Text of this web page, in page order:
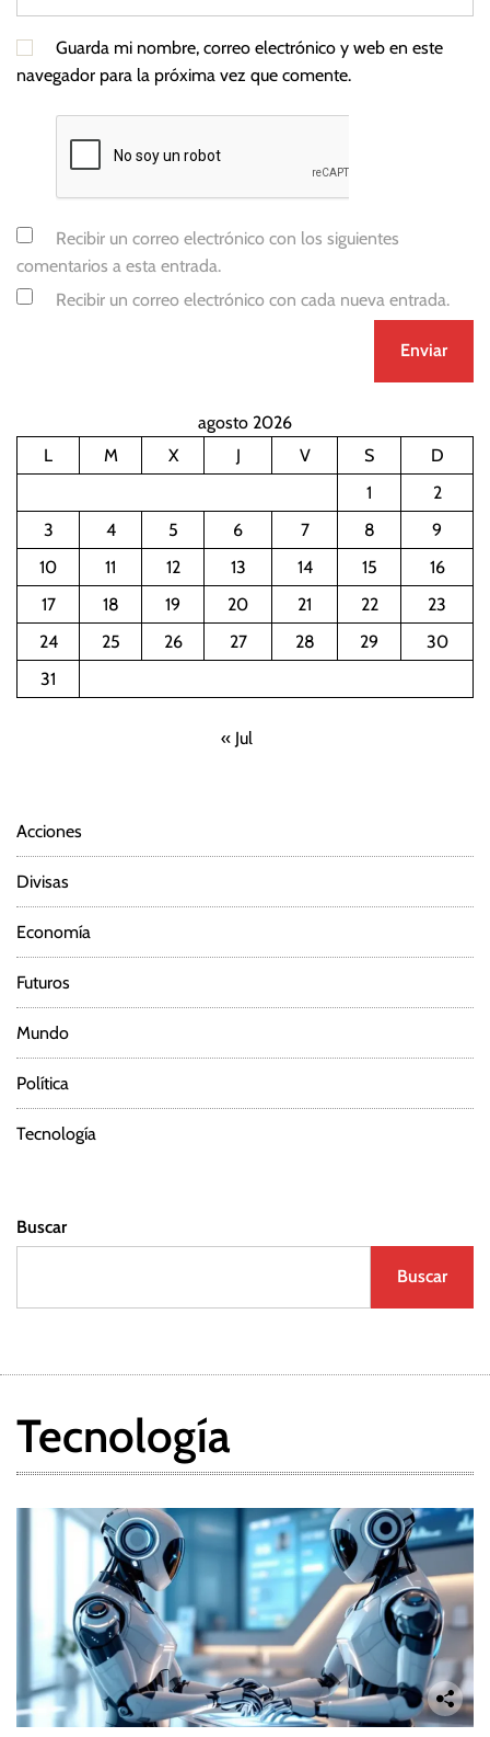
Guarda mi nombre, correo electrónico y web en este
navegador para la próxima vez que comente.
Recibir un correo electrónico con los siguientes
comentarios a esta entrada.
Recibir un correo electrónico con cada nueva entrada.
agosto 2026
L
M X J V S
D
1
2
3
4 5 6 7 8
9
10
11 12 13 14 15
16
17
18 19 20 21 22
23
24
25 26 27 28 29
30
31
« Jul
Acciones
Divisas
Economía
Futuros
Mundo
Política
Tecnología
Buscar
Buscar
Tecnología